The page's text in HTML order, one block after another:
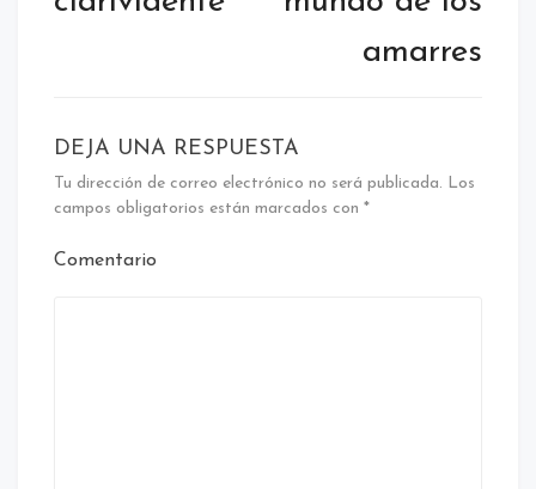
amarres
DEJA UNA RESPUESTA
Tu dirección de correo electrónico no será publicada. Los
campos obligatorios están marcados con *
Comentario